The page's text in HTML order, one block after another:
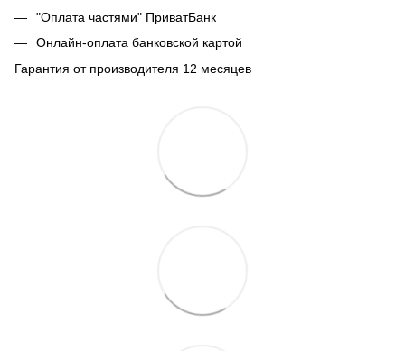
"Оплата частями" ПриватБанк
Онлайн-оплата банковской картой
Гарантия от производителя 12 месяцев